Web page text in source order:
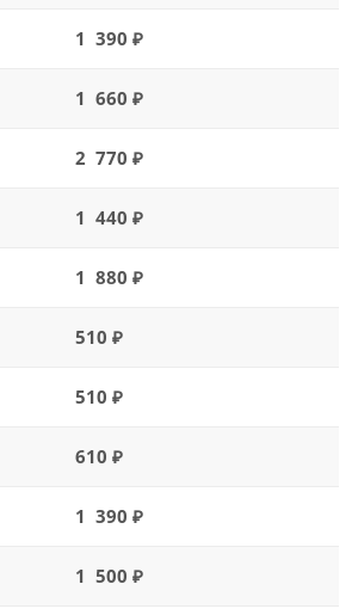
1 390 ₽
1 660 ₽
2 770 ₽
1 440 ₽
1 880 ₽
510 ₽
510 ₽
610 ₽
1 390 ₽
1 500 ₽